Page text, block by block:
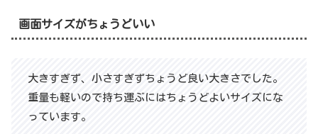
画面サイズがちょうどいい
大きすぎず、小さすぎずちょうど良い大きさでした。
重量も軽いので持ち運ぶにはちょうどよいサイズにな
っています。